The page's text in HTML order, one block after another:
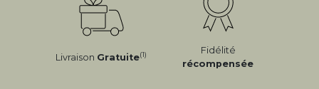
Livraison Gratuite(1)
Fidélité
récompensée